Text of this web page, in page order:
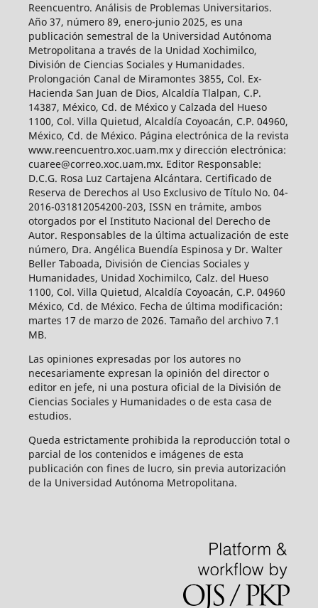
Reencuentro. Análisis de Problemas Universitarios.
Año 37, número 89, enero-junio 2025, es una
publicación semestral de la Universidad Autónoma
Metropolitana a través de la Unidad Xochimilco,
División de Ciencias Sociales y Humanidades.
Prolongación Canal de Miramontes 3855, Col. Ex-
Hacienda San Juan de Dios, Alcaldía Tlalpan, C.P.
14387, México, Cd. de México y Calzada del Hueso
1100, Col. Villa Quietud, Alcaldía Coyoacán, C.P. 04960,
México, Cd. de México. Página electrónica de la revista
www.reencuentro.xoc.uam.mx y dirección electrónica:
cuaree@correo.xoc.uam.mx. Editor Responsable:
D.C.G. Rosa Luz Cartajena Alcántara. Certificado de
Reserva de Derechos al Uso Exclusivo de Título No. 04-
2016-031812054200-203, ISSN en trámite, ambos
otorgados por el Instituto Nacional del Derecho de
Autor. Responsables de la última actualización de este
número, Dra. Angélica Buendía Espinosa y Dr. Walter
Beller Taboada, División de Ciencias Sociales y
Humanidades, Unidad Xochimilco, Calz. del Hueso
1100, Col. Villa Quietud, Alcaldía Coyoacán, C.P. 04960
México, Cd. de México. Fecha de última modificación:
martes 17 de marzo de 2026. Tamaño del archivo 7.1
MB.
Las opiniones expresadas por los autores no
necesariamente expresan la opinión del director o
editor en jefe, ni una postura oficial de la División de
Ciencias Sociales y Humanidades o de esta casa de
estudios.
Queda estrictamente prohibida la reproducción total o
parcial de los contenidos e imágenes de esta
publicación con fines de lucro, sin previa autorización
de la Universidad Autónoma Metropolitana.